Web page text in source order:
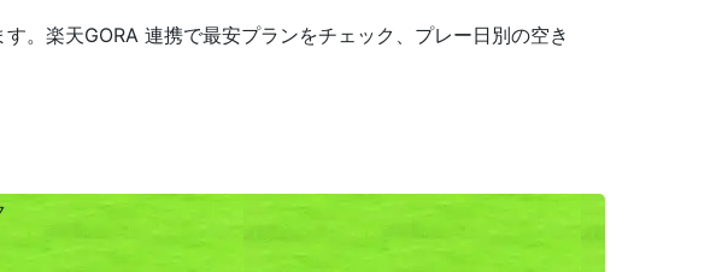
。楽天GORA 連携で最安プランをチェック、プレー日別の空き